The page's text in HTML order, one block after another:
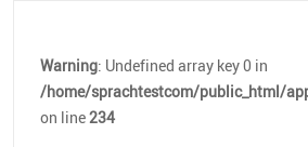
Warning: Undefined array key 0 in
/home/sprachtestcom/public_html/
on line234